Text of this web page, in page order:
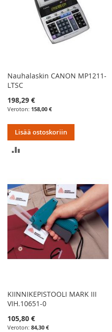
Nauhalaskin CANON MP1211-
LTSC
198,29 €
158,00 €
Lisää ostoskoriin
KIINNIKEPISTOOLI MARK III
VIH.10651-0
105,80 €
84,30 €